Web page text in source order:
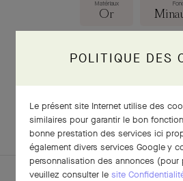
Matériaux
Or
195 × 130 × 20
TÉLÉCHARGER LA
POLITIQUE DES
Le présent site Internet utilise des
similaires pour garantir le bon
bonne prestation des services ici
également divers services Google y
personnalisation des annonces
veuillez consulter le site